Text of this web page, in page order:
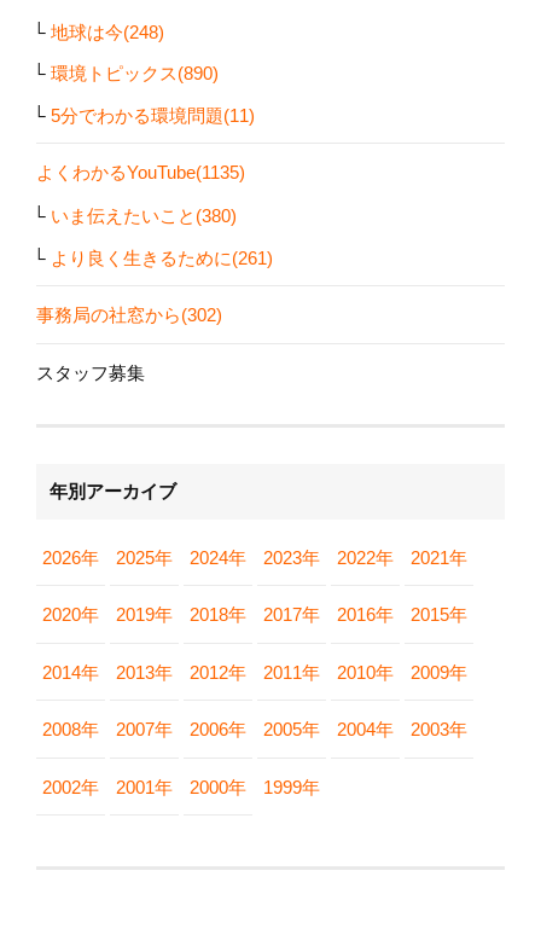
地球は今(248)
環境トピックス(890)
5分でわかる環境問題(11)
よくわかるYouTube(1135)
いま伝えたいこと(380)
より良く生きるために(261)
事務局の社窓から(302)
スタッフ募集
年別アーカイブ
2026年 2025年 2024年 2023年 2022年 2021年
2020年 2019年 2018年 2017年 2016年 2015年
2014年 2013年 2012年 2011年 2010年 2009年
2008年 2007年 2006年 2005年 2004年 2003年
2002年 2001年 2000年 1999年